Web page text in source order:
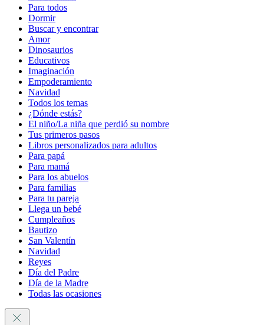
Para todos
Dormir
Buscar y encontrar
Amor
Dinosaurios
Educativos
Imaginación
Empoderamiento
Navidad
Todos los temas
¿Dónde estás?
El niño/La niña que perdió su nombre
Tus primeros pasos
Libros personalizados para adultos
Para papá
Para mamá
Para los abuelos
Para familias
Para tu pareja
Llega un bebé
Cumpleaños
Bautizo
San Valentín
Navidad
Reyes
Día del Padre
Día de la Madre
Todas las ocasiones